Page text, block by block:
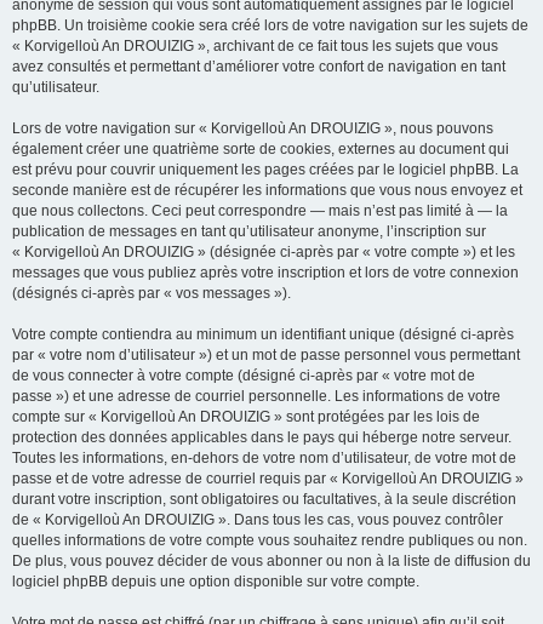
anonyme de session qui vous sont automatiquement assignés par le logiciel
phpBB. Un troisième cookie sera créé lors de votre navigation sur les sujets de
« Korvigelloù An DROUIZIG », archivant de ce fait tous les sujets que vous
avez consultés et permettant d’améliorer votre confort de navigation en tant
qu’utilisateur.
Lors de votre navigation sur « Korvigelloù An DROUIZIG », nous pouvons
également créer une quatrième sorte de cookies, externes au document qui
est prévu pour couvrir uniquement les pages créées par le logiciel phpBB. La
seconde manière est de récupérer les informations que vous nous envoyez et
que nous collectons. Ceci peut correspondre — mais n’est pas limité à — la
publication de messages en tant qu’utilisateur anonyme, l’inscription sur
« Korvigelloù An DROUIZIG » (désignée ci-après par « votre compte ») et les
messages que vous publiez après votre inscription et lors de votre connexion
(désignés ci-après par « vos messages »).
Votre compte contiendra au minimum un identifiant unique (désigné ci-après
par « votre nom d’utilisateur ») et un mot de passe personnel vous permettant
de vous connecter à votre compte (désigné ci-après par « votre mot de
passe ») et une adresse de courriel personnelle. Les informations de votre
compte sur « Korvigelloù An DROUIZIG » sont protégées par les lois de
protection des données applicables dans le pays qui héberge notre serveur.
Toutes les informations, en-dehors de votre nom d’utilisateur, de votre mot de
passe et de votre adresse de courriel requis par « Korvigelloù An DROUIZIG »
durant votre inscription, sont obligatoires ou facultatives, à la seule discrétion
de « Korvigelloù An DROUIZIG ». Dans tous les cas, vous pouvez contrôler
quelles informations de votre compte vous souhaitez rendre publiques ou non.
De plus, vous pouvez décider de vous abonner ou non à la liste de diffusion du
logiciel phpBB depuis une option disponible sur votre compte.